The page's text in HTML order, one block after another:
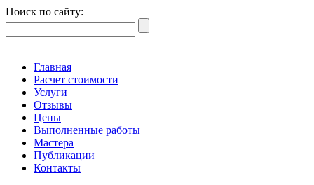
Поиск по сайту:
Главная
Расчет стоимости
Услуги
Отзывы
Цены
Выполненные работы
Мастера
Публикации
Контакты